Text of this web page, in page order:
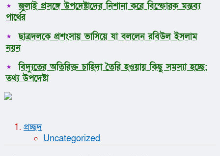
জুলাই প্রসঙ্গে উপদেষ্টাদের নিশানা করে বিস্ফোরক মন্তব্য
পার্থের
ছাত্রদলকে প্রশংসায় ভাসিয়ে যা বললেন রবিউল ইসলাম
নয়ন
বিদ্যুতের অতিরিক্ত চাহিদা তৈরি হওয়ায় কিছু সমস্যা হচ্ছে:
তথ্য উপদেষ্টা
প্রচ্ছদ
Uncategorized